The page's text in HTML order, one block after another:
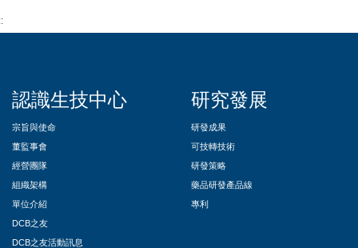
認識生技中心
宗旨與使命
董監事會
經營團隊
組織架構
單位介紹
DCB之友
DCB之友活動訊息
研究發展
研發成果
可技轉技術
研發策略
藥品研發產品線
專利